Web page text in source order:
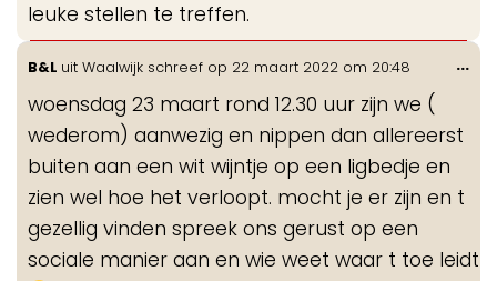
leuke stellen te treffen.
B&L uit Waalwijk schreef op 22 maart 2022 om 20:48
woensdag 23 maart rond 12.30 uur zijn we (
wederom) aanwezig en nippen dan allereerst
buiten aan een wit wijntje op een ligbedje en
zien wel hoe het verloopt. mocht je er zijn en t
gezellig vinden spreek ons gerust op een
sociale manier aan en wie weet waar t toe leidt
...